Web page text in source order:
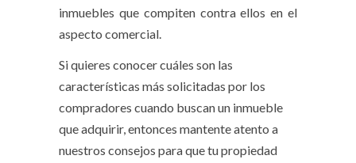
inmuebles que compiten contra ellos en el
aspecto comercial.
Si quieres conocer cuáles son las
características más solicitadas por los
compradores cuando buscan un inmueble
que adquirir, entonces mantente atento a
nuestros consejos para que tu propiedad